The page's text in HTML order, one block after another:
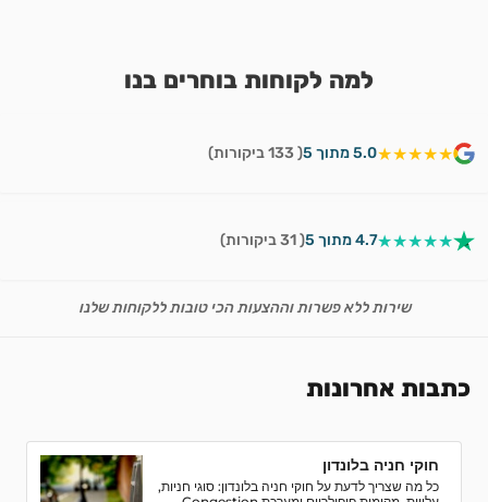
למה לקוחות בוחרים בנו
★★★★★5.0 מתוך 5 ( 133 ביקורות)
★★★★★4.7 מתוך 5 ( 31 ביקורות)
שירות ללא פשרות וההצעות הכי טובות ללקוחות שלנו
כתבות אחרונות
חוקי חניה בלונדון
כל מה שצריך לדעת על חוקי חניה בלונדון: סוגי חניות,